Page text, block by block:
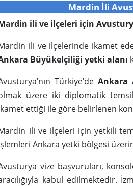
Mardin İli
ili ve ilçeleri için
ili ve ilçelerinde ikamet
Büyükelçiliği yetki alanı
Türkiye’deAnkara
üzere iki diplomatik
ettiği ile göre belirlenen
ili ve ilçeleri için yetkili
Ankara yetki bölgesi
vize başvuruları,
kabul edilmektedir.